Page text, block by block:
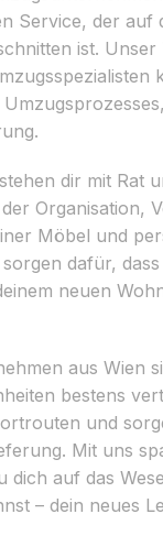
Service, der auf
ist. Unser
dir mit Rat
Organisation,
Möbel und
dafür,
neuen
aus Wien
bestens
und
Mit uns
dich auf das
– dein neues